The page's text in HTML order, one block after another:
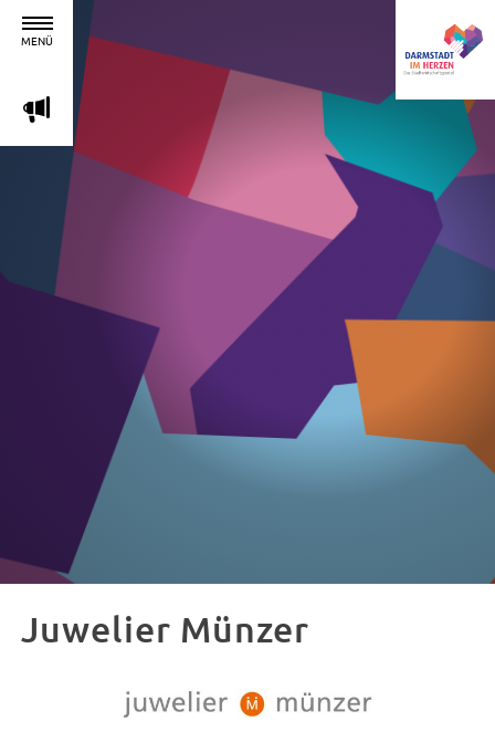
MENÜ
m
Juwelier Münzer